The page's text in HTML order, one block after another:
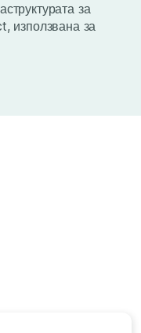
за
използвана за